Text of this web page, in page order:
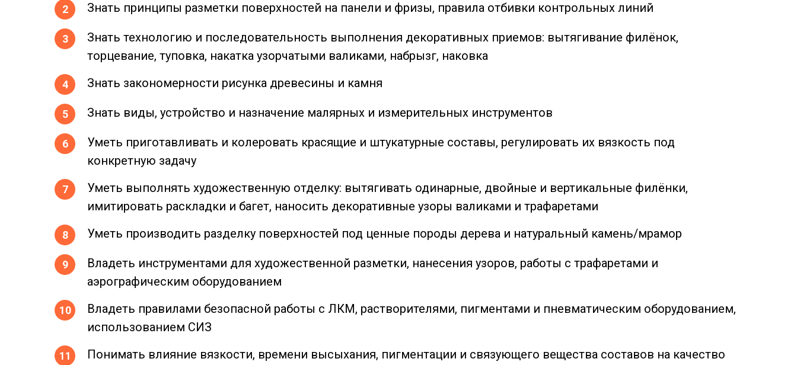
Знать принципы разметки поверхностей на панели и фризы, правила отбивки контрольных линий
Знать технологию и последовательность выполнения декоративных приемов: вытягивание филёнок,
торцевание, туповка, накатка узорчатыми валиками, набрызг, наковка
Знать закономерности рисунка древесины и камня
Знать виды, устройство и назначение малярных и измерительных инструментов
Уметь приготавливать и колеровать красящие и штукатурные составы, регулировать их вязкость под
конкретную задачу
Уметь выполнять художественную отделку: вытягивать одинарные, двойные и вертикальные филёнки,
имитировать раскладки и багет, наносить декоративные узоры валиками и трафаретами
Уметь производить разделку поверхностей под ценные породы дерева и натуральный камень/мрамор
Владеть инструментами для художественной разметки, нанесения узоров, работы с трафаретами и
аэрографическим оборудованием
Владеть правилами безопасной работы с ЛКМ, растворителями, пигментами и пневматическим оборудованием,
использованием СИЗ
Понимать влияние вязкости, времени высыхания, пигментации и связующего вещества составов на качество